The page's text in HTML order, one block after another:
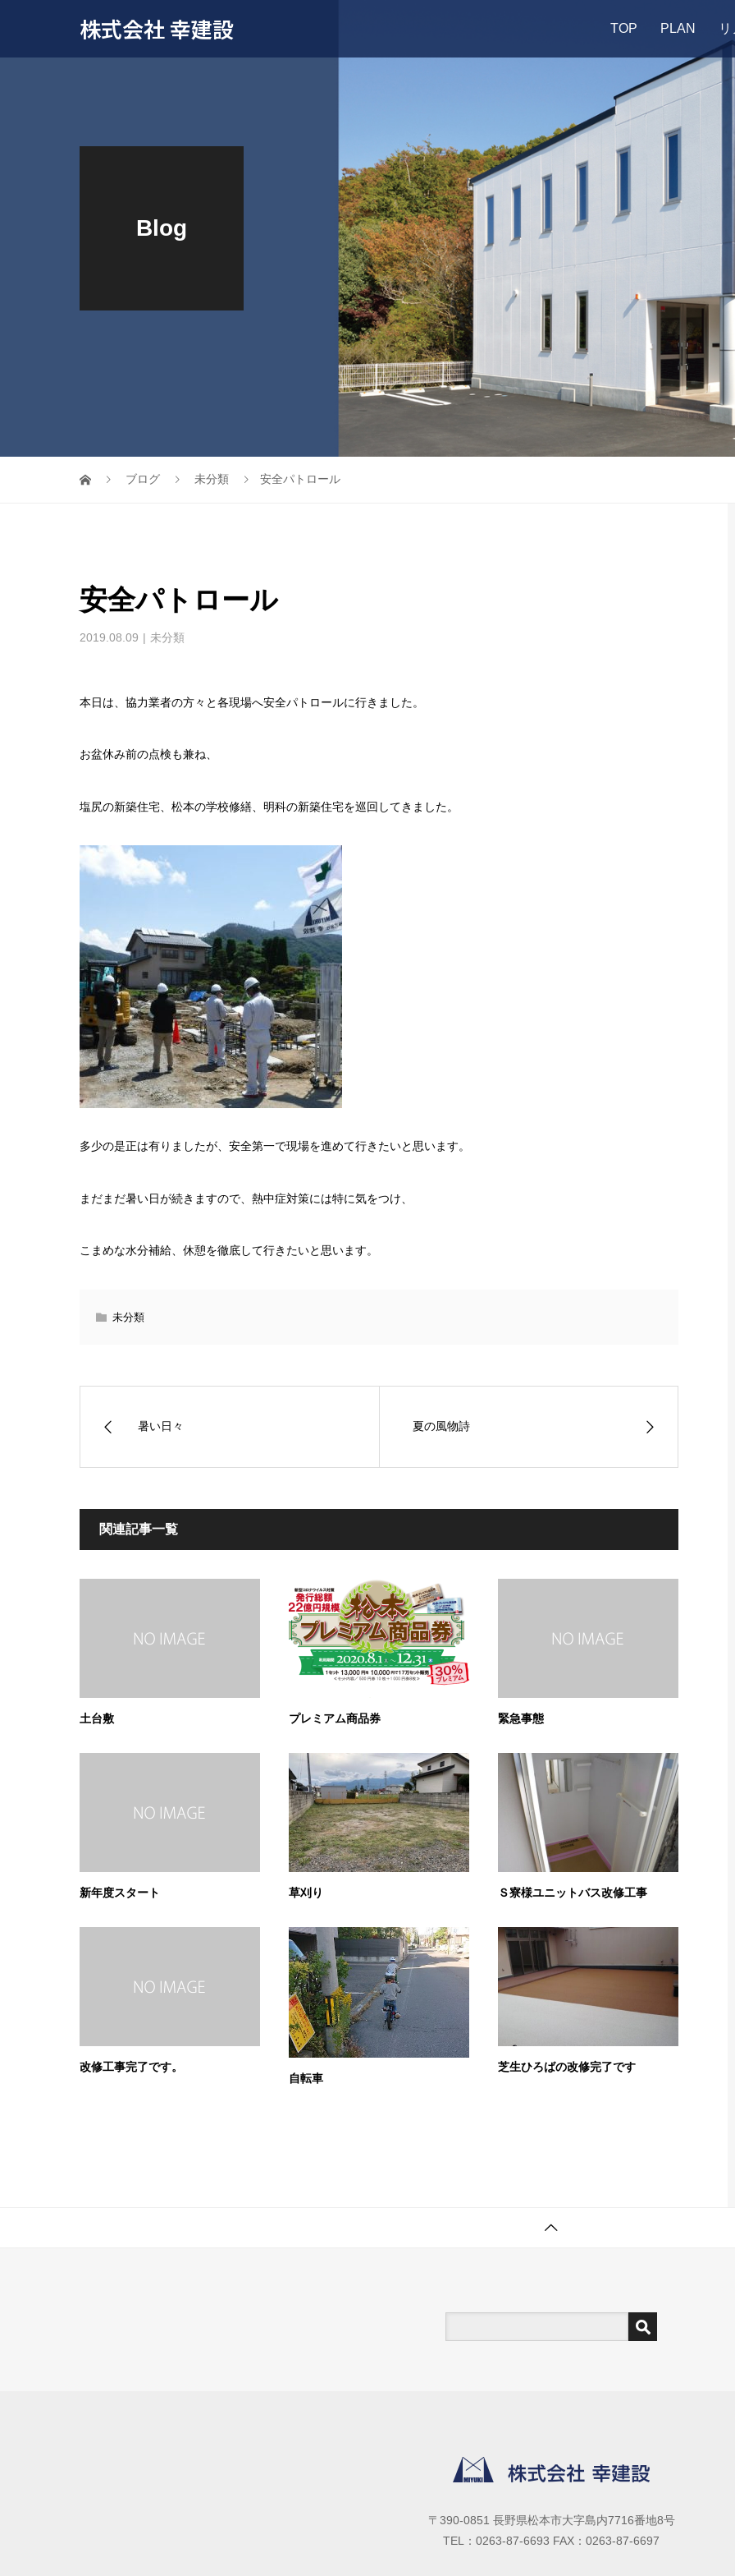
株式会社 幸建設 TOP PLAN
Blog
ブログ 未分類 安全パトロール
安全パトロール
2019.08.09 未分類
本日は、協力業者の方々と各現場へ安全パトロールに行きました。
お盆休み前の点検も兼ね、
塩尻の新築住宅、松本の学校修繕、明科の新築住宅を巡回してきました。
多少の是正は有りましたが、安全第一で現場を進めて行きたいと思います。
まだまだ暑い日が続きますので、熱中症対策には特に気をつけ、
こまめな水分補給、休憩を徹底して行きたいと思います。
未分類
暑い日々 夏の風物詩
関連記事一覧
土台敷 プレミアム商品券 緊急事態
新年度スタート 草刈り Ｓ寮様ユニットバス改修工事
改修工事完了です。
自転車
芝生ひろばの改修完了です
〒390-0851 長野県松本市大字島内7716番地8号
TEL：0263-87-6693 FAX：0263-87-6697